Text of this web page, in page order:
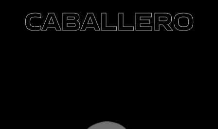
CABALLERO